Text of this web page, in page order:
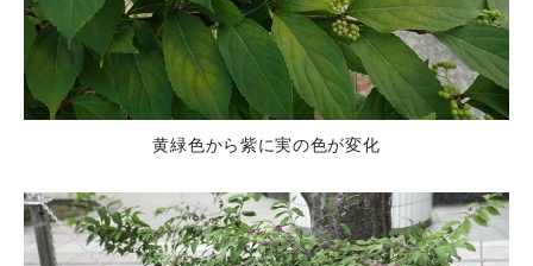
黄緑色から紫に実の色が変化